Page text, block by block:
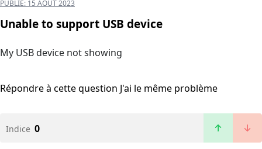
PUBLIÉ: 15 AOÛT 2023
Unable to support USB device
My USB device not showing
Répondre à cette question J'ai le même problème
Indice 0